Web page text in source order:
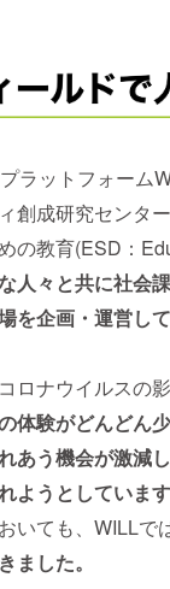
ラットフォーム
創成研究センタ
の教育(ESD：
人々と共に社会
を企画・運営して
ロナウイルスの
体験がどんどん
あう機会が激減し
ようとしています
いても、WILLでは
ました。